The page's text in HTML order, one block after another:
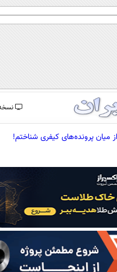
صفحه اول
آرشیو
نظرسنجی
آب و هوا
اوقات شرعی
سواد زندگی
از میان پرونده‌های کیفری شناختم!